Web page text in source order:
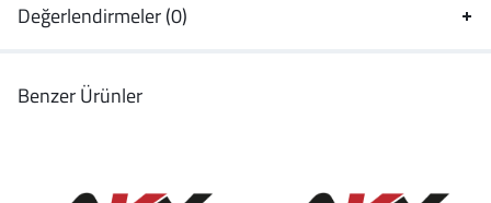
Değerlendirmeler (0)
Benzer Ürünler